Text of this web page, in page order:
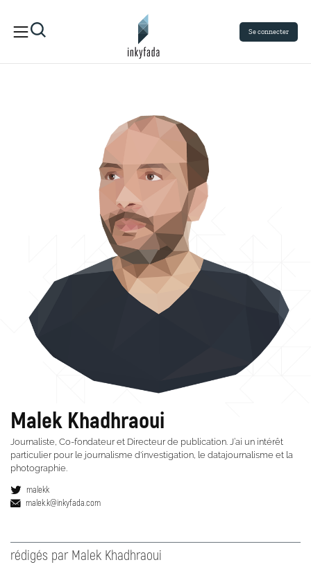
Se connecter
Malek Khadhraoui
Journaliste, Co-fondateur et Directeur de publication. J’ai un intérêt
particulier pour le journalisme d'investigation, le datajournalisme et la
photographie.
malekk
malek.k@inkyfada.com
rédigés par Malek Khadhraoui